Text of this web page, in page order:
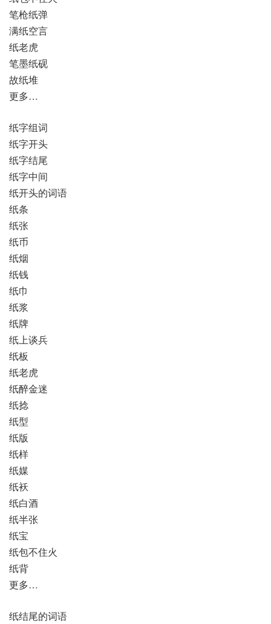
笔枪纸弹
满纸空言
纸老虎
笔墨纸砚
故纸堆
更多…
纸字组词
纸字开头
纸字结尾
纸字中间
纸开头的词语
纸条
纸张
纸币
纸烟
纸钱
纸巾
纸浆
纸牌
纸上谈兵
纸板
纸老虎
纸醉金迷
纸捻
纸型
纸版
纸样
纸媒
纸袄
纸白酒
纸半张
纸宝
纸包不住火
纸背
更多…
纸结尾的词语